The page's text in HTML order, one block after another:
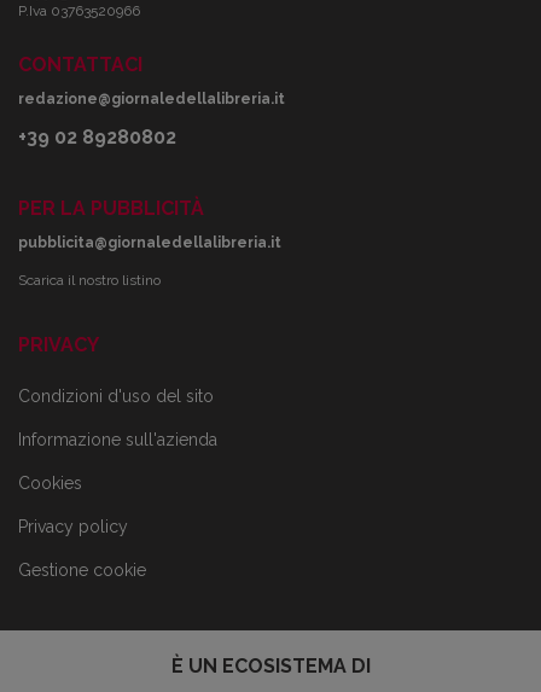
P.Iva 03763520966
CONTATTACI
redazione@giornaledellalibreria.it
+39 02 89280802
PER LA PUBBLICITÀ
pubblicita@giornaledellalibreria.it
Scarica il nostro listino
PRIVACY
Condizioni d'uso del sito
Informazione sull'azienda
Cookies
Privacy policy
Gestione cookie
È UN ECOSISTEMA DI